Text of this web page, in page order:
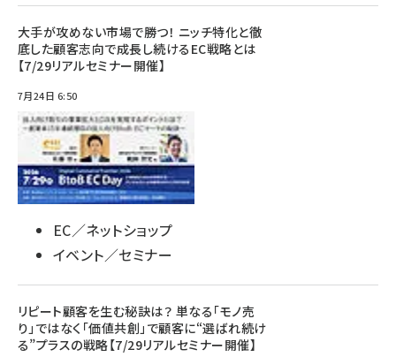
大手が攻めない市場で勝つ！ ニッチ特化と徹
底した顧客志向で成長し続けるEC戦略とは
【7/29リアルセミナー開催】
7月24日 6:50
EC／ネットショップ
イベント／セミナー
リピート顧客を生む秘訣は？ 単なる「モノ売
り」ではなく「価値共創」で顧客に“選ばれ続け
る”プラスの戦略【7/29リアルセミナー開催】